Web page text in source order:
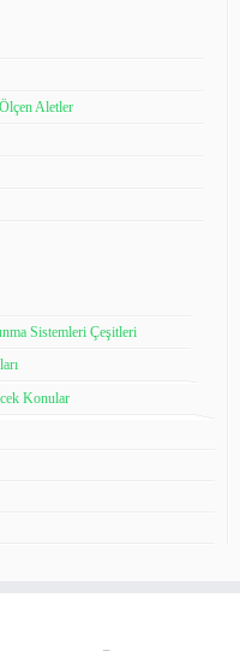
Aletler
Sistemleri Çeşitleri
Konular